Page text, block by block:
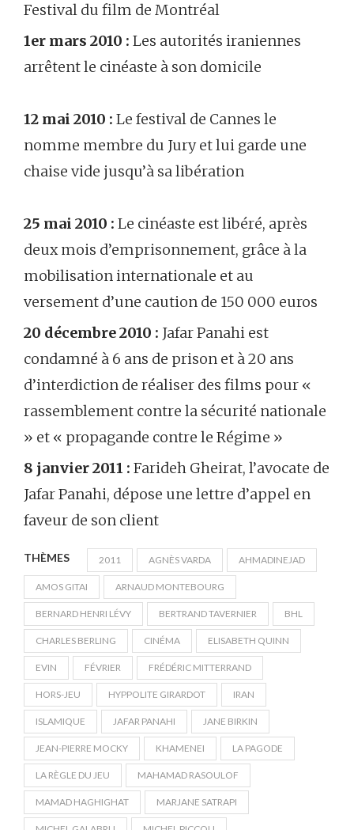
Festival du film de Montréal
1er mars 2010 : Les autorités iraniennes
arrêtent le cinéaste à son domicile
12 mai 2010 : Le festival de Cannes le
nomme membre du Jury et lui garde une
chaise vide jusqu’à sa libération
25 mai 2010 : Le cinéaste est libéré, après
deux mois d’emprisonnement, grâce à la
mobilisation internationale et au
versement d’une caution de 150 000 euros
20 décembre 2010 : Jafar Panahi est
condamné à 6 ans de prison et à 20 ans
d’interdiction de réaliser des films pour «
rassemblement contre la sécurité nationale
» et « propagande contre le Régime »
8 janvier 2011 : Farideh Gheirat, l’avocate de
Jafar Panahi, dépose une lettre d’appel en
faveur de son client
THÈMES 2011 AGNÈS VARDA AHMADINEJAD
AMOS GITAI ARNAUD MONTEBOURG
BERNARD HENRI LÉVY BERTRAND TAVERNIER BHL
CHARLES BERLING CINÉMA ELISABETH QUINN
EVIN FÉVRIER FRÉDÉRIC MITTERRAND
HORS-JEU HYPPOLITE GIRARDOT IRAN
ISLAMIQUE JAFAR PANAHI JANE BIRKIN
JEAN-PIERRE MOCKY KHAMENEI LA PAGODE
LA RÈGLE DU JEU MAHAMAD RASOULOF
MAMAD HAGHIGHAT MARJANE SATRAPI